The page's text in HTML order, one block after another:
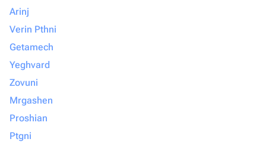
Arinj
Verin Pthni
Getamech
Yeghvard
Zovuni
Mrgashen
Proshian
Ptgni